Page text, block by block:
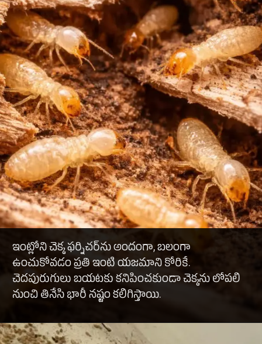
ఇంట్లోని చెక్క ఫర్నిచర్‌ను అందంగా, బలంగా
ఉంచుకోవడం ప్రతి ఇంటి యజమాని కోరికే.
చెదపురుగులు బయటకు కనిపించకుండా చెక్కను లోపలి
నుంచి తినేసి భారీ నష్టం కలిగిస్తాయి.